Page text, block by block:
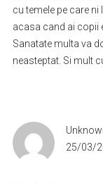
cu temele pe care
acasa cand ai copii
Sanatate multa va
neasteptat. Si mult
25/03/